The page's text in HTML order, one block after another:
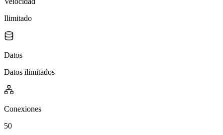
Ilimitado
Datos
Datos ilimitados
Conexiones
50